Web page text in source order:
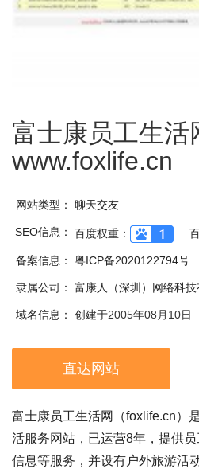
富士康员工生活
www.foxlife.cn
网站类型： 聊天交友
SEO信息： 百度权重： 百
备案信息： 粤ICP备2020122794号
隶属公司： 富康人（深圳）网络科技
域名信息： 创建于2005年08月10日
直达网站
富士康员工生活网（foxlife.cn）
活服务网站，已运营8年，提供
信息等服务，并设有户外旅游活